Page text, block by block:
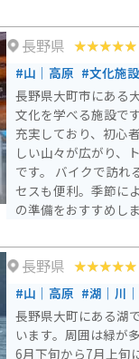
く、多くのライダー
を停めることができます。 周辺には、千曲川や
自然豊かな観光スポ
拠点に、長野県の自
長野県
#山｜高原 #文化施設
長野県大町市にある
文化を学べる施設で
充実しており、初心
しい山々が広がり、
です。 バイクで訪れる場合、近隣に専用の駐車場があり、アク
セスも便利。季節に
の準備をおすすめし
長野県
#山｜高原 #湖｜川
長野県大町にある湖
います。周囲は緑が
6月下旬から7月上旬